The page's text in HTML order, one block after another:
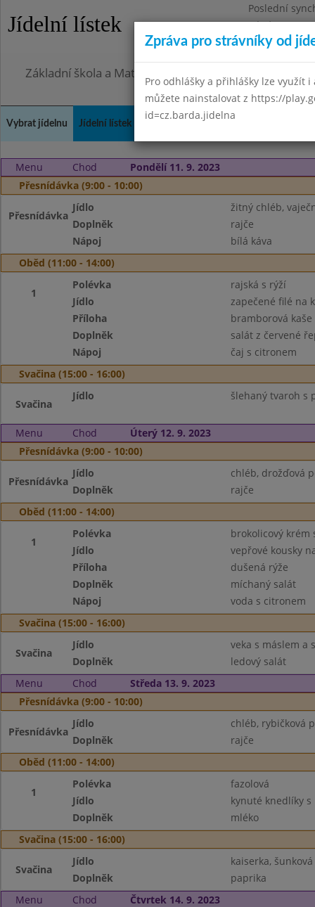
Jídelní lístek
Poslední
Pátek
Omezení
Základní škola a Mateřská škola Město Libavá,
Vybrat jídelnu Jídelní lístek Kontakty a informace
Menu Chod
Pondělí 11. 9. 2023
Přesnídávka (9:00 - 10:00)
Přesnídávka
Jídlo
žitný chléb,
Doplněk
rajče
Nápoj
bílá káva
Oběd (11:00 - 14:00)
1
Polévka
rajská s rýží
Jídlo
zapečené filé na
Příloha
bramborová kaše
Doplněk
salát z červené
Nápoj
čaj s citronem
Svačina (15:00 - 16:00)
Svačina
Jídlo šlehaný tvaroh s
Menu Chod
Úterý 12. 9. 2023
Přesnídávka (9:00 - 10:00)
Přesnídávka
Jídlo
chléb, drožďová
Doplněk
rajče
Oběd (11:00 - 14:00)
1
Polévka
brokolicový krém
Jídlo
vepřové kousky
Příloha
dušená rýže
Doplněk
míchaný salát
Nápoj
voda s citronem
Svačina (15:00 - 16:00)
Svačina
Jídlo
veka s máslem a
Doplněk
ledový salát
Menu
Chod
Středa 13. 9. 2023
Přesnídávka (9:00 - 10:00)
Přesnídávka
Jídlo
chléb, rybičková
Doplněk
rajče
Oběd (11:00 - 14:00)
1
Polévka
fazolová
Jídlo
kynuté knedlíky s
Doplněk
mléko
Svačina (15:00 - 16:00)
Svačina
Jídlo
kaiserka,
Doplněk
paprika
Menu
Chod
Čtvrtek 14. 9. 2023
Zpráva pro strávníky od
Pro odhlášky a přihlášky lze využít
můžete nainstalovat z https://
id=cz.barda.jidelna